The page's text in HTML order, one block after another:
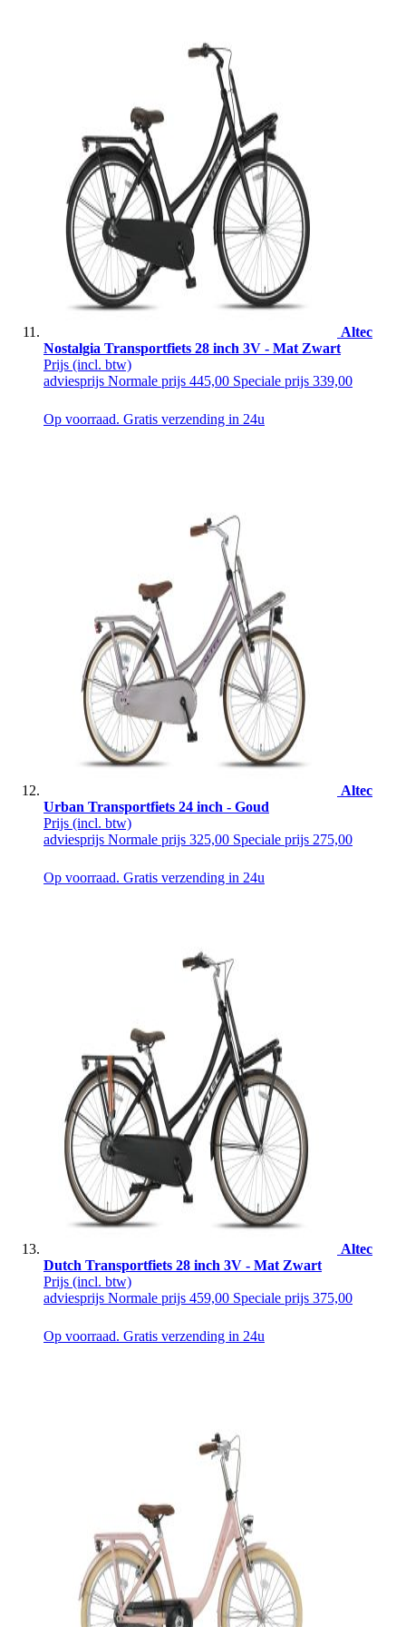
Altec
Nostalgia Transportfiets 28 inch 3V - Mat Zwart
Prijs (incl. btw)
adviesprijs Normale prijs 445,00 Speciale prijs 339,00
Op voorraad. Gratis verzending in 24u
Altec
Urban Transportfiets 24 inch - Goud
Prijs (incl. btw)
adviesprijs Normale prijs 325,00 Speciale prijs 275,00
Op voorraad. Gratis verzending in 24u
Altec
Dutch Transportfiets 28 inch 3V - Mat Zwart
Prijs (incl. btw)
adviesprijs Normale prijs 459,00 Speciale prijs 375,00
Op voorraad. Gratis verzending in 24u